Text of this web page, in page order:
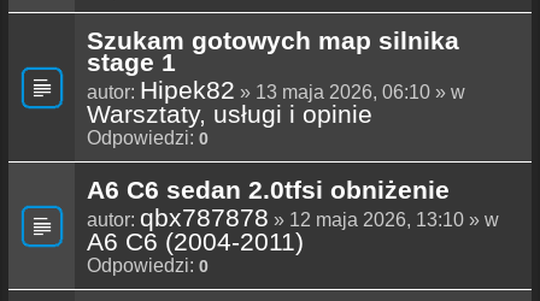
Szukam gotowych map silnika
stage 1
autor: Hipek82 » 13 maja 2026, 06:10 » w
Warsztaty, usługi i opinie
Odpowiedzi: 0
A6 C6 sedan 2.0tfsi obniżenie
autor: qbx787878 » 12 maja 2026, 13:10 » w
A6 C6 (2004-2011)
Odpowiedzi: 0